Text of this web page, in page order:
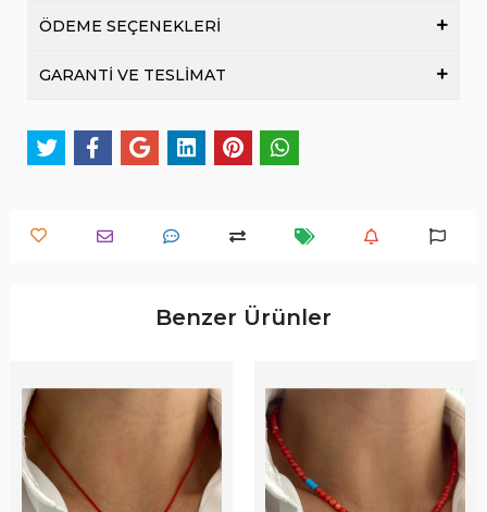
ÖDEME SEÇENEKLERİ
GARANTİ VE TESLİMAT
Benzer Ürünler